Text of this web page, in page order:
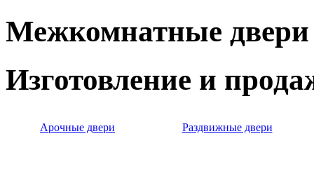
Межкомнатные двери
Изготовление и
Арочные двери Раздвижные двери